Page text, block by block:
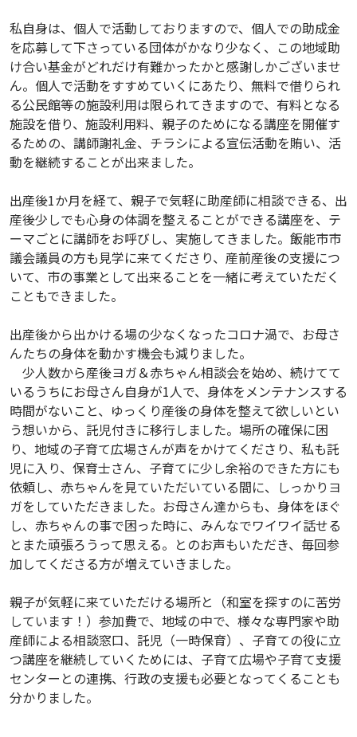
私自身は、個人で活動しておりますので、個人での助成金
を応募して下さっている団体がかなり少なく、この地域助
け合い基金がどれだけ有難かったかと感謝しかございませ
ん。個人で活動をすすめていくにあたり、無料で借りられ
る公民館等の施設利用は限られてきますので、有料となる
施設を借り、施設利用料、親子のためになる講座を開催す
るための、講師謝礼金、チラシによる宣伝活動を賄い、活
動を継続することが出来ました。
出産後1か月を経て、親子で気軽に助産師に相談できる、出
産後少しでも心身の体調を整えることができる講座を、テ
ーマごとに講師をお呼びし、実施してきました。飯能市市
議会議員の方も見学に来てくださり、産前産後の支援につ
いて、市の事業として出来ることを一緒に考えていただく
こともできました。
出産後から出かける場の少なくなったコロナ渦で、お母さ
んたちの身体を動かす機会も減りました。
少人数から産後ヨガ＆赤ちゃん相談会を始め、続けてて
いるうちにお母さん自身が1人で、身体をメンテナンスする
時間がないこと、ゆっくり産後の身体を整えて欲しいとい
う想いから、託児付きに移行しました。場所の確保に困
り、地域の子育て広場さんが声をかけてくださり、私も託
児に入り、保育士さん、子育てに少し余裕のできた方にも
依頼し、赤ちゃんを見ていただいている間に、しっかりヨ
ガをしていただきました。お母さん達からも、身体をほぐ
し、赤ちゃんの事で困った時に、みんなでワイワイ話せる
とまた頑張ろうって思える。とのお声もいただき、毎回参
加してくださる方が増えていきました。
親子が気軽に来ていただける場所と（和室を探すのに苦労
しています！）参加費で、地域の中で、様々な専門家や助
産師による相談窓口、託児（一時保育）、子育ての役に立
つ講座を継続していくためには、子育て広場や子育て支援
センターとの連携、行政の支援も必要となってくることも
分かりました。